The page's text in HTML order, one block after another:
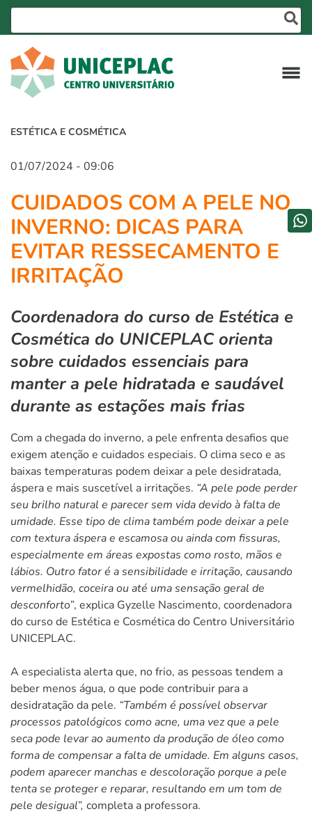
ESTÉTICA E COSMÉTICA
01/07/2024 - 09:06
CUIDADOS COM A PELE NO
INVERNO: DICAS PARA
EVITAR RESSECAMENTO E
IRRITAÇÃO
Coordenadora do curso de Estética e
Cosmética do UNICEPLAC orienta
sobre cuidados essenciais para
manter a pele hidratada e saudável
durante as estações mais frias
Com a chegada do inverno, a pele enfrenta desafios que
exigem atenção e cuidados especiais. O clima seco e as
baixas temperaturas podem deixar a pele desidratada,
áspera e mais suscetível a irritações. “A pele pode perder
seu brilho natural e parecer sem vida devido à falta de
umidade. Esse tipo de clima também pode deixar a pele
com textura áspera e escamosa ou ainda com fissuras,
especialmente em áreas expostas como rosto, mãos e
lábios. Outro fator é a sensibilidade e irritação, causando
vermelhidão, coceira ou até uma sensação geral de
desconforto”, explica Gyzelle Nascimento, coordenadora
do curso de Estética e Cosmética do Centro Universitário
UNICEPLAC.
A especialista alerta que, no frio, as pessoas tendem a
beber menos água, o que pode contribuir para a
desidratação da pele. “Também é possível observar
processos patológicos como acne, uma vez que a pele
seca pode levar ao aumento da produção de óleo como
forma de compensar a falta de umidade. Em alguns casos,
podem aparecer manchas e descoloração porque a pele
tenta se proteger e reparar, resultando em um tom de
pele desigual”, completa a professora.